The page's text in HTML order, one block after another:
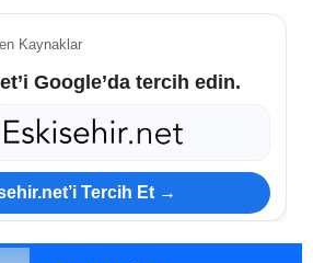
Kaynaklar
Google’da tercih edin.
Tercih Et →